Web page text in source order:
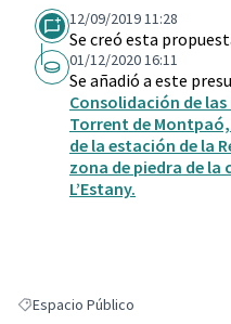
12/09/2019 11:28
Se creó esta
01/12/2020 16:11
Se añadió a este
Consolidación de
Torrent de
de la estación de la
zona de piedra de la
L’Estany.
Resultados al filtrar por: Espacio
Espacio Público